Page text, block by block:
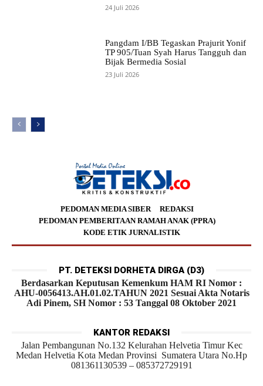
24 Juli 2026
Pangdam I/BB Tegaskan Prajurit Yonif
TP 905/Tuan Syah Harus Tangguh dan
Bijak Bermedia Sosial
23 Juli 2026
PEDOMAN MEDIA SIBER
REDAKSI
PEDOMAN PEMBERITAAN RAMAH ANAK (PPRA)
KODE ETIK JURNALISTIK
PT. DETEKSI DORHETA DIRGA (D3)
Berdasarkan Keputusan Kemenkum HAM RI Nomor :
AHU-0056413.AH.01.02.TAHUN 2021 Sesuai Akta Notaris
Adi Pinem, SH Nomor : 53 Tanggal 08 Oktober 2021
KANTOR REDAKSI
Jalan Pembangunan No.132 Kelurahan Helvetia Timur Kec
Medan Helvetia Kota Medan Provinsi Sumatera Utara No.Hp
081361130539 – 085372729191